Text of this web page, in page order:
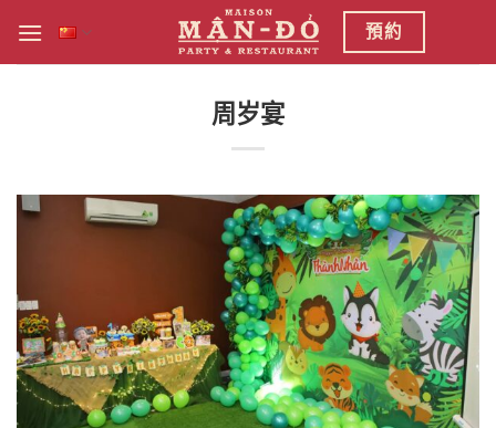
内
預約
周岁宴